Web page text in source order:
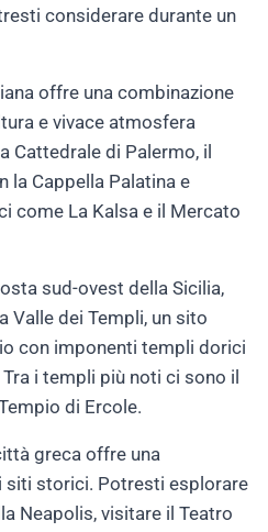
considerare durante un
offre una combinazione
e vivace atmosfera
Cattedrale di Palermo, il
la Cappella Palatina e
come La Kalsa e il Mercato
sud-ovest della Sicilia,
Valle dei Templi, un sito
con imponenti templi dorici
i templi più noti ci sono il
di Ercole.
greca offre una
siti storici. Potresti esplorare
Neapolis, visitare il Teatro